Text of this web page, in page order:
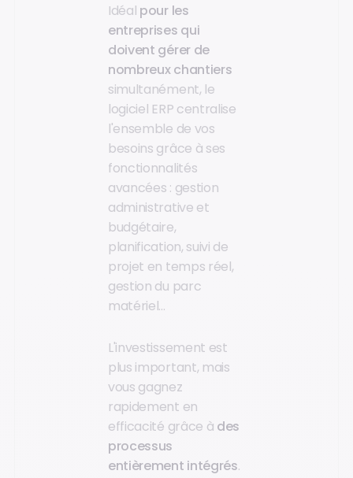
Idéal pour les
entreprises qui
doivent gérer de
nombreux chantiers
simultanément, le
logiciel ERP centralise
l'ensemble de vos
besoins grâce à ses
fonctionnalités
avancées : gestion
administrative et
budgétaire,
planification, suivi de
projet en temps réel,
gestion du parc
matériel…
L'investissement est
plus important, mais
vous gagnez
rapidement en
efficacité grâce à des
processus
entièrement intégrés.